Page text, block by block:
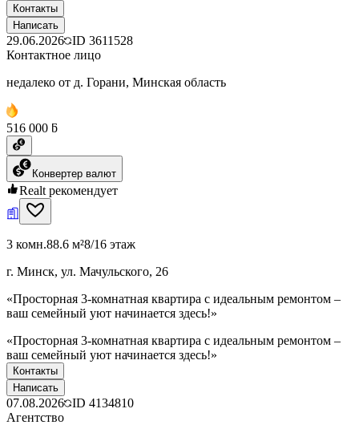
Контакты
Написать
29.06.2026 ID 3611528
Контактное лицо
недалеко от д. Горани, Минская область
516 000 ƃ
Конвертер валют
Realt рекомендует
3 комн.88.6 м²8/16 этаж
г. Минск, ул. Мачульского, 26
«Просторная 3-комнатная квартира с идеальным ремонтом –
ваш семейный уют начинается здесь!»
«Просторная 3-комнатная квартира с идеальным ремонтом –
ваш семейный уют начинается здесь!»
Контакты
Написать
07.08.2026 ID 4134810
Агентство